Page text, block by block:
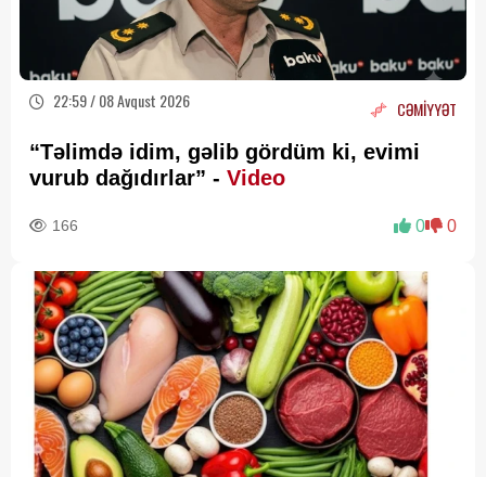
22:59 / 08 Avqust 2026 CƏMİYYƏT
“Təlimdə idim, gəlib gördüm ki, evimi
vurub dağıdırlar” - Video
166 0 0